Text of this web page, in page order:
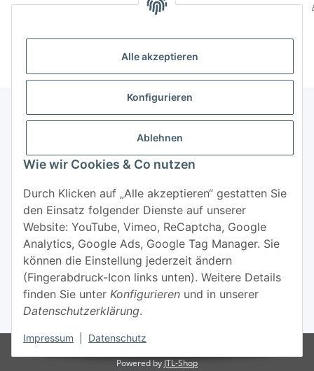
Alle akzeptieren
Konfigurieren
Ablehnen
Wie wir Cookies & Co nutzen
Durch Klicken auf „Alle akzeptieren“ gestatten Sie
den Einsatz folgender Dienste auf unserer
Website: YouTube, Vimeo, ReCaptcha, Google
Analytics, Google Ads, Google Tag Manager. Sie
können die Einstellung jederzeit ändern
(Fingerabdruck-Icon links unten). Weitere Details
finden Sie unter Konfigurieren und in unserer
Datenschutzerklärung.
Impressum Datenschutz
Informationen
Mehr über
Widerrufsbutton
* Alle Preise inkl. gesetzlicher USt., zzgl.
Powered by JTL-Shop